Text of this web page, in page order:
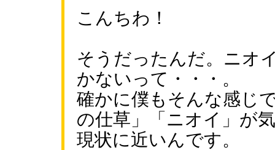
こんちわ！
そうだったんだ。ニオ
かないって・・・。
確かに僕もそんな感じ
の仕草」「ニオイ」が
現状に近いんです。